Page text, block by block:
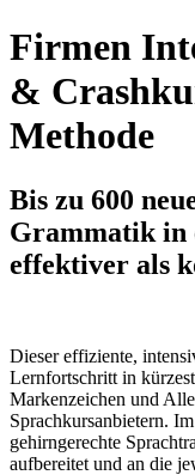
Firmen
&
Methode
Bis zu 600
Grammatik in
effektiver als
Dieser effiziente,
Lernfortschritt in
Markenzeichen und
Sprachkursanbietern.
gehirngerechte
aufbereitet und an die